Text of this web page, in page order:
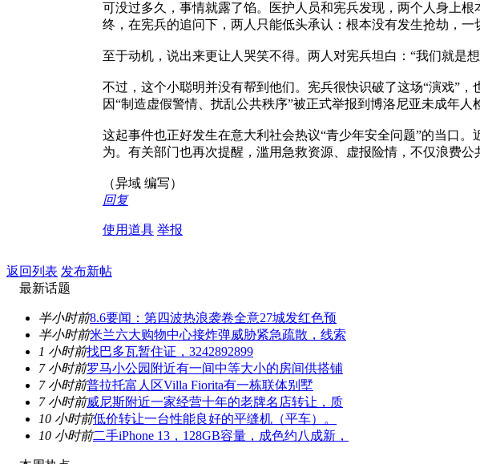
可没过多久，事情就露了馅。医护人员和宪兵发现，两个人身上
终，在宪兵的追问下，两人只能低头承认：根本没有发生抢劫，一
至于动机，说出来更让人哭笑不得。两人对宪兵坦白：“我们就是
不过，这个小聪明并没有帮到他们。宪兵很快识破了这场“演戏”
因“制造虚假警情、扰乱公共秩序”被正式举报到博洛尼亚未成年人
这起事件也正好发生在意大利社会热议“青少年安全问题”的当口
为。有关部门也再次提醒，滥用急救资源、虚报险情，不仅浪费公
（异域 编写）
回复
使用道具 举报
返回列表 发布新帖
最新话题
半小时前8.6要闻：第四波热浪袭卷全意27城发红色预
半小时前米兰六大购物中心接炸弹威胁紧急疏散，线索
1 小时前找巴多瓦暂住证，3242892899
7 小时前罗马小公园附近有一间中等大小的房间供搭铺
7 小时前普拉托富人区Villa Fiorita有一栋联体别墅
7 小时前威尼斯附近一家经营十年的老牌名店转让，质
10 小时前低价转让一台性能良好的平缝机（平车）。
10 小时前二手iPhone 13，128GB容量，成色约八成新，